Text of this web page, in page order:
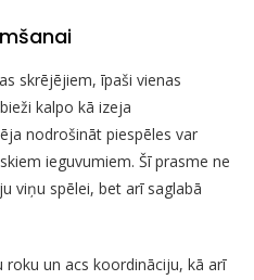
skrējējiem, īpaši vienas
kalpo kā izeja
nodrošināt piespēles var
ieguvumiem. Šī prasme ne
viņu spēlei, bet arī saglabā
roku un acs koordināciju, kā arī